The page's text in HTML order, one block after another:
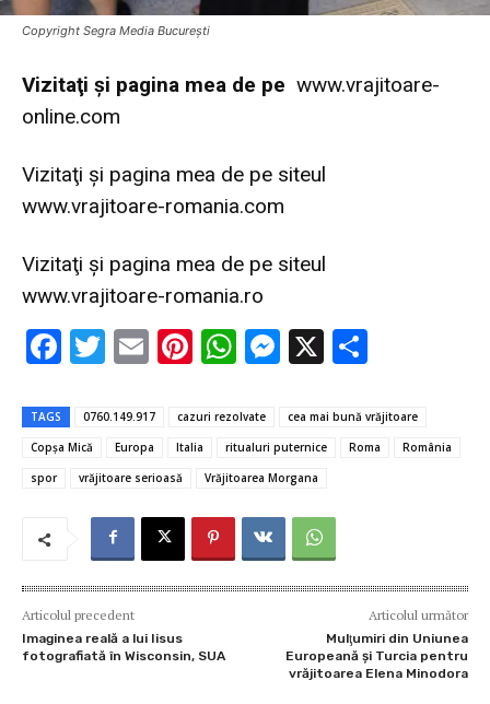
Copyright Segra Media București
Vizitaţi şi pagina mea de pe www.vrajitoare-
online.com
Vizitaţi şi pagina mea de pe siteul
www.vrajitoare-romania.com
Vizitaţi şi pagina mea de pe siteul
www.vrajitoare-romania.ro
F
e
b
o
T
it
te
r
E
ai
l
Pi
er
es
t
W
at
s
A
p
p
M
se
n
g
er
X
ta
je
TAGS 0760.149.917 cazuri rezolvate
cea mai bună vrăjitoare
Copșa Mică
Europa Italia ritualuri puternice Roma
România
spor
vrăjitoare serioasă Vrăjitoarea Morgana
Articolul precedent
Imaginea reală a lui Iisus
fotografiată în Wisconsin, SUA
Articolul următor
Mulţumiri din Uniunea
Europeană și Turcia pentru
vrăjitoarea Elena Minodora